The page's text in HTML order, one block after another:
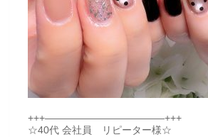
+++————————————+++
☆40代 会社員 リピーター様☆